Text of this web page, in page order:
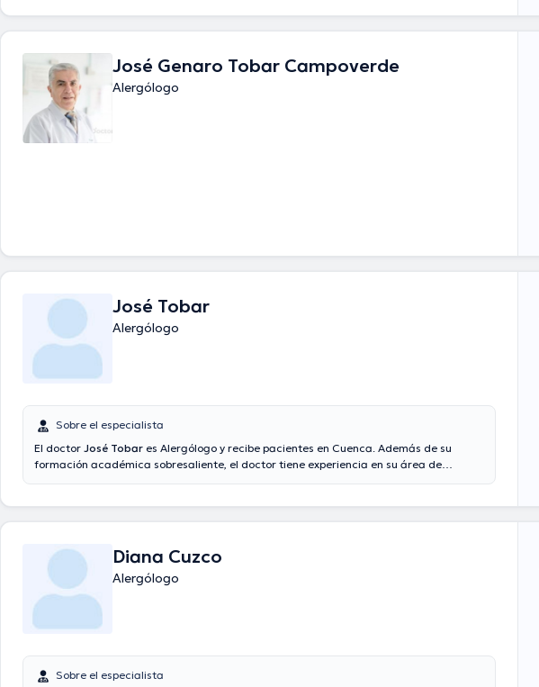
José Genaro Tobar Campoverde
Alergólogo
José Tobar
Alergólogo
Sobre el especialista
El doctor José Tobar es Alergólogo y recibe pacientes en Cuenca. Además de su
formación académica sobresaliente, el doctor tiene experiencia en su área de
difundido numerosos artículos.
Diana Cuzco
Alergólogo
Sobre el especialista